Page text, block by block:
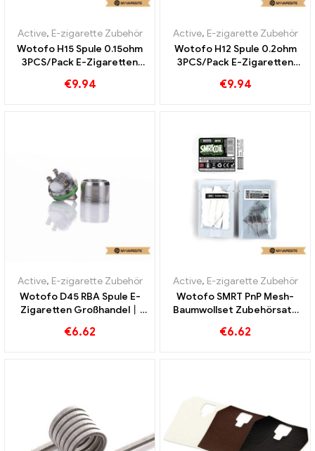
Active, E-zigarette Zubehör
Wotofo H15 Spule 0.15ohm
3PCS/Pack E-Zigaretten
€9.94
Active, E-zigarette Zubehör
Wotofo H12 Spule 0.2ohm
3PCS/Pack E-Zigaretten
€9.94
Active, E-zigarette Zubehör
Wotofo D45 RBA Spule E-
Zigaretten Großhandel丨
€6.62
Active, E-zigarette Zubehör
Wotofo SMRT PnP Mesh-
Baumwollset Zubehörsatz
Custom
€6.62